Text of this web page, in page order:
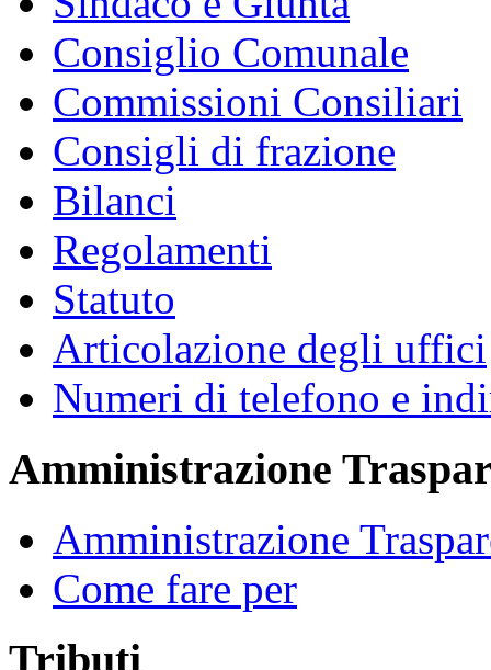
Consiglio Comunale
Commissioni Consiliari
Consigli di frazione
Bilanci
Regolamenti
Statuto
Articolazione degli uffici
Numeri di telefono e
Amministrazione
Amministrazione
Come fare per
Tributi